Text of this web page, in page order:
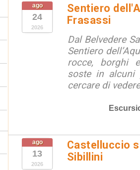
ago
24
2026
Sentiero
Frasassi
Dal Belvedere
Sentiero
rocce, borghi
soste in alcuni
cercare di
ago
13
2026
Castelluccio
Sibillini